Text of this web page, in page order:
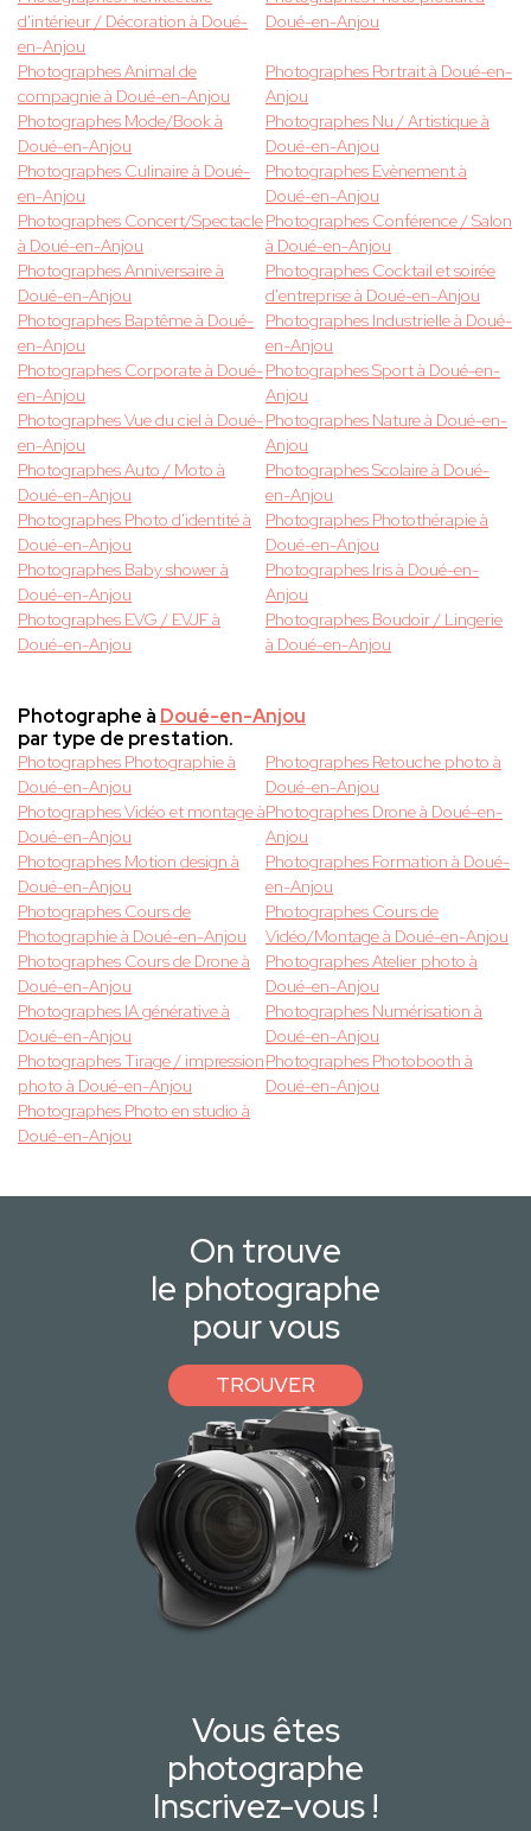
d'intérieur / Décoration à Doué-
en-Anjou
Doué-en-Anjou
Photographes Animal de
compagnie à Doué-en-Anjou
Photographes Portrait à Doué-en-
Anjou
Photographes Mode/Book à
Doué-en-Anjou
Photographes Nu / Artistique à
Doué-en-Anjou
Photographes Culinaire à Doué-
en-Anjou
Photographes Evènement à
Doué-en-Anjou
Photographes Concert/Spectacle
à Doué-en-Anjou
Photographes Conférence / Salon
à Doué-en-Anjou
Photographes Anniversaire à
Doué-en-Anjou
Photographes Cocktail et soirée
d'entreprise à Doué-en-Anjou
Photographes Baptême à Doué-
en-Anjou
Photographes Industrielle à Doué-
en-Anjou
Photographes Corporate à Doué-
en-Anjou
Photographes Sport à Doué-en-
Anjou
Photographes Vue du ciel à Doué-
en-Anjou
Photographes Nature à Doué-en-
Anjou
Photographes Auto / Moto à
Doué-en-Anjou
Photographes Scolaire à Doué-
en-Anjou
Photographes Photo d'identité à
Doué-en-Anjou
Photographes Photothérapie à
Doué-en-Anjou
Photographes Baby shower à
Doué-en-Anjou
Photographes Iris à Doué-en-
Anjou
Photographes EVG / EVJF à
Doué-en-Anjou
Photographes Boudoir / Lingerie
à Doué-en-Anjou
Photographe à Doué-en-Anjou
par type de prestation.
Photographes Photographie à
Doué-en-Anjou
Photographes Retouche photo à
Doué-en-Anjou
Photographes Vidéo et montage à
Doué-en-Anjou
Photographes Drone à Doué-en-
Anjou
Photographes Motion design à
Doué-en-Anjou
Photographes Formation à Doué-
en-Anjou
Photographes Cours de
Photographie à Doué-en-Anjou
Photographes Cours de
Vidéo/Montage à Doué-en-Anjou
Photographes Cours de Drone à
Doué-en-Anjou
Photographes Atelier photo à
Doué-en-Anjou
Photographes IA générative à
Doué-en-Anjou
Photographes Numérisation à
Doué-en-Anjou
Photographes Tirage / impression
photo à Doué-en-Anjou
Photographes Photobooth à
Doué-en-Anjou
Photographes Photo en studio à
Doué-en-Anjou
On trouve
le photographe
pour vous
TROUVER
Vous êtes
photographe
Inscrivez-vous !